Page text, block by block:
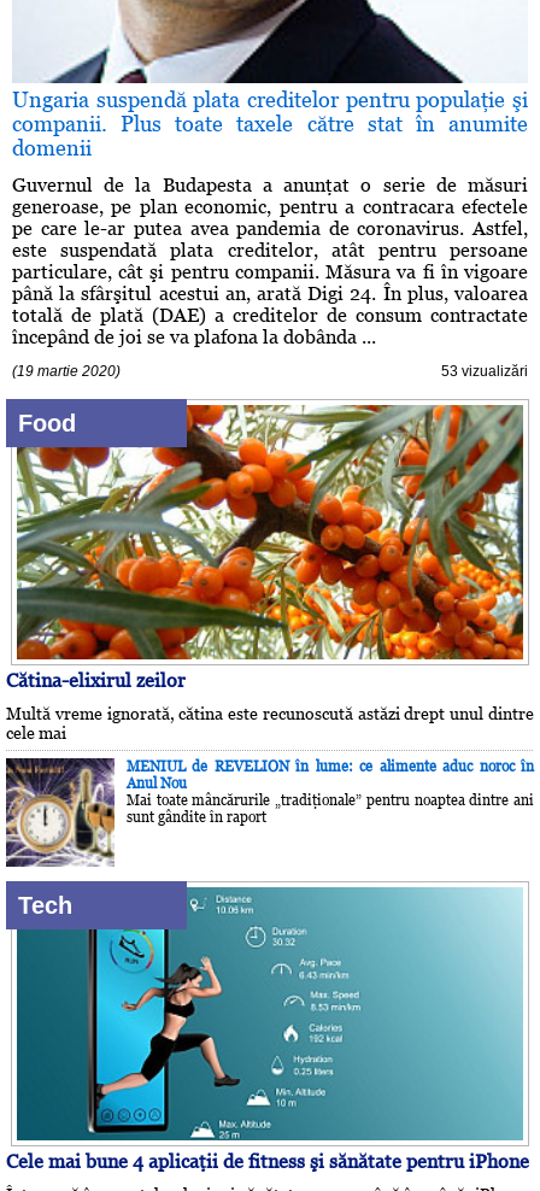
Ungaria suspendă plata creditelor pentru populaţie şi
companii. Plus toate taxele către stat în anumite
domenii
Guvernul de la Budapesta a anunţat o serie de măsuri
generoase, pe plan economic, pentru a contracara efectele
pe care le-ar putea avea pandemia de coronavirus. Astfel,
este suspendată plata creditelor, atât pentru persoane
particulare, cât şi pentru companii. Măsura va fi în vigoare
până la sfârşitul acestui an, arată Digi 24. În plus, valoarea
totală de plată (DAE) a creditelor de consum contractate
începând de joi se va plafona la dobânda ...
(19 martie 2020) 53 vizualizări
Food
Cătina-elixirul zeilor
Multă vreme ignorată, cătina este recunoscută astăzi drept unul dintre
cele mai
MENIUL de REVELION în lume: ce alimente aduc noroc în
Anul Nou
Mai toate mâncărurile „tradiţionale” pentru noaptea dintre ani
sunt gândite în raport
Tech
Cele mai bune 4 aplicaţii de fitness şi sănătate pentru iPhone